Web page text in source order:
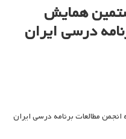
همایش
درسی ایران
مطالعات برنامه درسی ایران